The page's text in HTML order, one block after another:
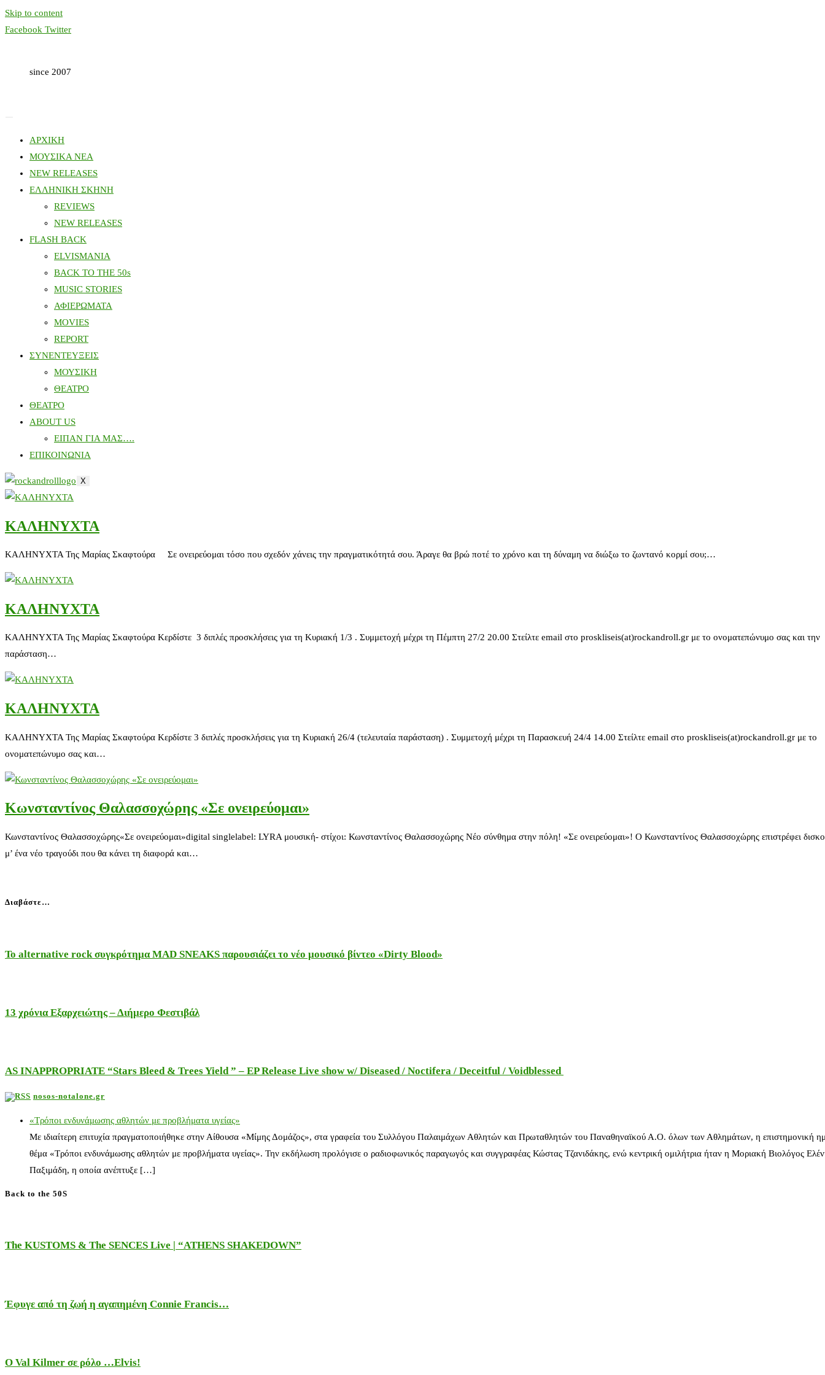
Skip to content
Facebook Twitter
since 2007
ΑΡΧΙΚΗ
ΜΟΥΣΙΚΑ ΝΕΑ
NEW RELEASES
ΕΛΛΗΝΙΚΗ ΣΚΗΝΗ
REVIEWS
NEW RELEASES
FLASH BACK
ELVISMANIA
BACK TO THE 50s
MUSIC STORIES
ΑΦΙΕΡΩΜΑΤΑ
MOVIES
REPORT
ΣΥΝΕΝΤΕΥΞΕΙΣ
ΜΟΥΣΙΚΗ
ΘΕΑΤΡΟ
ΘΕΑΤΡΟ
ABOUT US
ΕΙΠΑΝ ΓΙΑ ΜΑΣ….
ΕΠΙΚΟΙΝΩΝΙΑ
X
ΚΑΛΗΝΥΧΤΑ
ΚΑΛΗΝΥΧΤΑ Της Μαρίας Σκαφτούρα Σε ονειρεύομαι τόσο που σχεδόν χάνεις την πραγματικότητά σου. Άραγε θα βρώ ποτέ το χρόνο και τη δύναμη να διώξω το ζωντανό κορμί σου;…
ΚΑΛΗΝΥΧΤΑ
ΚΑΛΗΝΥΧΤΑ Της Μαρίας Σκαφτούρα Κερδίστε 3 διπλές προσκλήσεις για τη Κυριακή 1/3 . Συμμετοχή μέχρι τη Πέμπτη 27/2 20.00 Στείλτε email στο proskliseis(at)rockandroll.gr με το ονοματεπώνυμο σας και την
παράσταση…
ΚΑΛΗΝΥΧΤΑ
ΚΑΛΗΝΥΧΤΑ Της Μαρίας Σκαφτούρα Κερδίστε 3 διπλές προσκλήσεις για τη Κυριακή 26/4 (τελευταία παράσταση) . Συμμετοχή μέχρι τη Παρασκευή 24/4 14.00 Στείλτε email στο proskliseis(at)rockandroll.gr με το
ονοματεπώνυμο σας και…
Κωνσταντίνος Θαλασσοχώρης «Σε ονειρεύομαι»
Κωνσταντίνος Θαλασσοχώρης«Σε ονειρεύομαι»digital singlelabel: LYRA μουσική- στίχοι: Κωνσταντίνος Θαλασσοχώρης Νέο σύνθημα στην πόλη! «Σε ονειρεύομαι»! Ο Κωνσταντίνος Θαλασσοχώρης επιστρέφει
μ’ ένα νέο τραγούδι που θα κάνει τη διαφορά και…
Διαβάστε…
Το alternative rock συγκρότημα MAD SNEAKS παρουσιάζει το νέο μουσικό βίντεο «Dirty Blood»
13 χρόνια Εξαρχειώτης – Διήμερο Φεστιβάλ
AS INAPPROPRIATE “Stars Bleed & Trees Yield ” – EP Release Live show w/ Diseased / Noctifera / Deceitful / Voidblessed
nosos-notalone.gr
«Τρόποι ενδυνάμωσης αθλητών με προβλήματα υγείας»
Με ιδιαίτερη επιτυχία πραγματοποιήθηκε στην Αίθουσα «Μίμης Δομάζος», στα γραφεία του Συλλόγου Παλαιμάχων Αθλητών και Πρωταθλητών του Παναθηναϊκού Α.Ο. όλων των Αθλημάτων, η επιστημονική
θέμα «Τρόποι ενδυνάμωσης αθλητών με προβλήματα υγείας». Την εκδήλωση προλόγισε ο ραδιοφωνικός παραγωγός και συγγραφέας Κώστας Τζανιδάκης, ενώ κεντρική ομιλήτρια ήταν η Μοριακή Βιολόγος
Παξιμάδη, η οποία ανέπτυξε […]
Back to the 50S
The KUSTOMS & The SENCES Live | “ATHENS SHAKEDOWN”
Έφυγε από τη ζωή η αγαπημένη Connie Francis…
Ο Val Kilmer σε ρόλο …Elvis!